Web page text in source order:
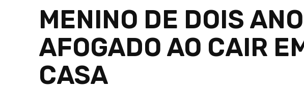
MENINO DE DOIS
AFOGADO AO CAIR
CASA